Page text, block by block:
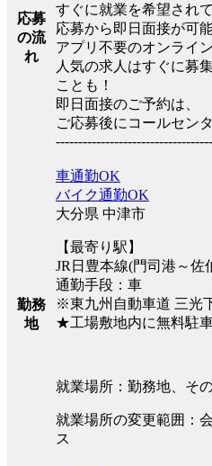
応募
の流
れ
すぐに就業を希望され
応募から即日面接が可
アプリ不要のオンライ
人気の求人はすぐに募
ことも！
即日面接のご予約は、
ご応募後にコールセン
勤務
地
車通勤OK
バイク通勤OK
大分県 中津市
【最寄り駅】
JR日豊本線(門司港～佐
通勤手段：車
※東九州自動車道 三光
★工場敷地内に無料駐
就業場所：勤務地、そ
就業場所の変更範囲：
ス